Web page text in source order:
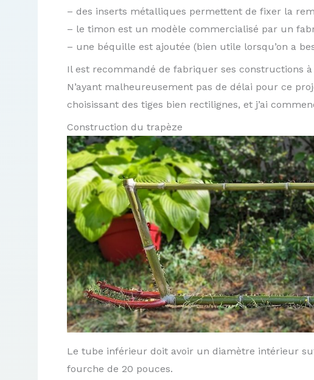
– des inserts métalliques permettent de fixer la
– le timon est un modèle commercialisé par un
– une béquille est ajoutée (bien utile lorsqu’on a
Il est recommandé de fabriquer ses constructions
N’ayant malheureusement pas de délai pour ce
choisissant des tiges bien rectilignes, et j’ai
Construction du trapèze
Le tube inférieur doit avoir un diamètre intérieur
fourche de 20 pouces.